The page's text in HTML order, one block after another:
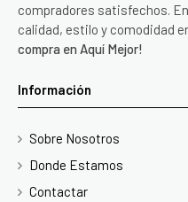
compradores satisfechos. En
calidad, estilo y comodidad
compra en Aquí Mejor!
Información
Sobre Nosotros
Donde Estamos
Contactar